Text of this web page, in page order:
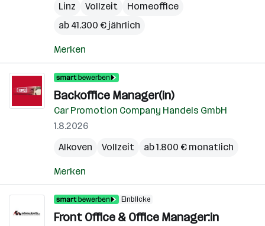
Linz
Vollzeit
Homeoffice
ab 41.300 € jährlich
Merken
Backoffice Manager(in)
Car Promotion Company Handels GmbH
1.8.2026
Alkoven
Vollzeit ab 1.800 € monatlich
Merken
Einblicke
Front Office & Office Manager:in